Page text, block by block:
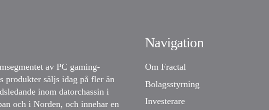
av PC gaming-
produkter säljs idag på fler än
inom datorchassin i
och i Norden, och innehar en
Navigation
Om Fractal
Bolagsstyrning
Investerare